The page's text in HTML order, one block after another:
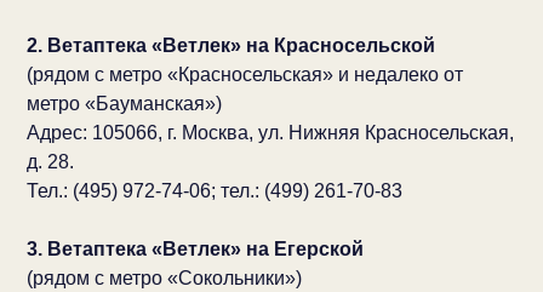
2. Ветаптека «Ветлек» на Красносельской
(рядом с метро «Красносельская» и недалеко от
метро «Бауманская»)
Адрес: 105066, г. Москва, ул. Нижняя Красносельская,
д. 28.
Тел.: (495) 972-74-06; тел.: (499) 261-70-83
3. Ветаптека «Ветлек» на Егерской
(рядом с метро «Сокольники»)